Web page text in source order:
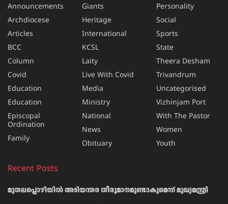
Announcements
Archdiocese
Articles
BCC
Column
Covid
Education
Education
Episcopal
Ordination
Family
Giants
Heritage
International
KCSL
Laity
Live With Covid
Media
Ministry
National
News
Obituary
Personality
Social
Sports
State
Theera Desham
Trivandrum
Uncategorised
Vizhinjam Port
With The Pastor
Women
Youth
Recent Posts
മുതലപ്പൊഴിയിൽ അടിയന്തര തീരുമാനമുണ്ടാകുമെന്ന് മുഖ്യമന്ത്രി